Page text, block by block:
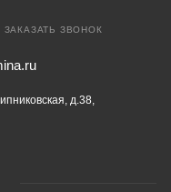
ЗАКАЗАТЬ ЗВОНОК
д.38,